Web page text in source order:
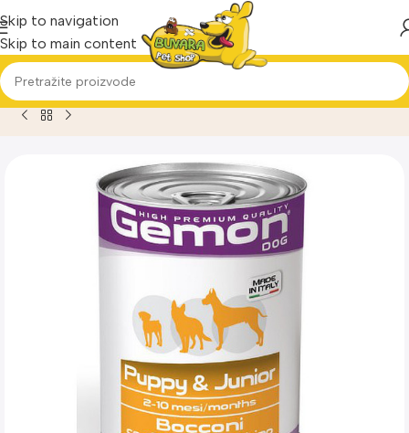
Skip to navigation
Skip to main content
Home Proizvod Gemon Dog Puppy&Junior komadići